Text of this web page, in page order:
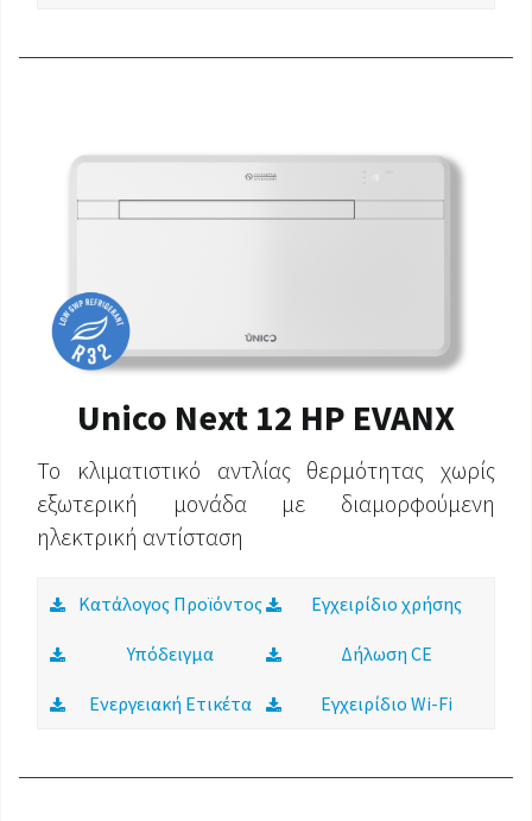
Unico Next 12 HP EVANX
Το κλιματιστικό αντλίας θερμότητας χωρίς
εξωτερική μονάδα με διαμορφούμενη
ηλεκτρική αντίσταση
Κατάλογος Προϊόντος Εγχειρίδιο χρήσης
Υπόδειγμα Δήλωση CE
Ενεργειακή Ετικέτα Εγχειρίδιο Wi-Fi